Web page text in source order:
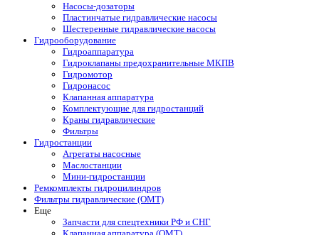
Насосы-дозаторы
Пластинчатые гидравлические насосы
Шестеренные гидравлические насосы
Гидрооборудование
Гидроаппаратура
Гидроклапаны предохранительные МКПВ
Гидромотор
Гидронасос
Клапанная аппаратура
Комплектующие для гидростанций
Краны гидравлические
Фильтры
Гидростанции
Агрегаты насосные
Маслостанции
Мини-гидростанции
Ремкомплекты гидроцилиндров
Фильтры гидравлические (OMT)
Еще
Запчасти для спецтехники РФ и СНГ